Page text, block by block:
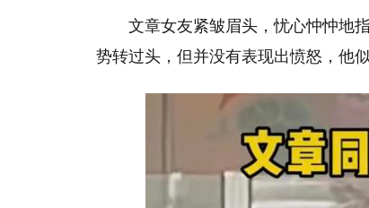
文章女友紧皱眉头，忧心忡忡地
势转过头，但并没有表现出愤怒，他